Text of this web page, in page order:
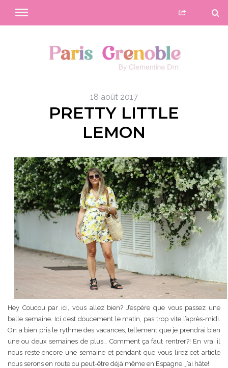
18 août 2017
PRETTY LITTLE
LEMON
Hey Coucou par ici, vous allez bien? J’espère que vous passez une
belle semaine. Ici c’est doucement le matin, pas trop vite l’après-midi.
On a bien pris le rythme des vacances, tellement que je prendrai bien
une ou deux semaines de plus… Comment ça faut rentrer?! En vrai il
nous reste encore une semaine et pendant que vous lirez cet article
nous serons en route ou peut-être déjà même en Espagne, j’ai hâte!